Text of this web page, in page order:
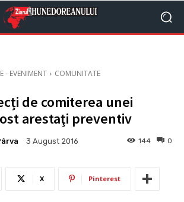
- EVENIMENT COMUNITATE
de comiterea unei
arestaţi preventiv
3 August 2016 0
144
X Pinterest